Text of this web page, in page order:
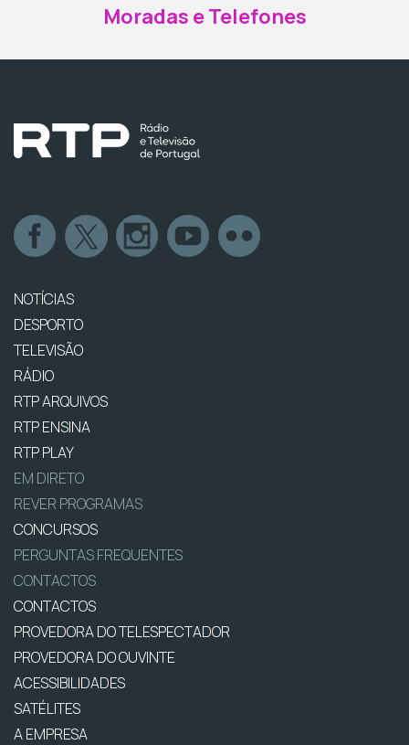
Moradas e Telefones
NOTÍCIAS
DESPORTO
TELEVISÃO
RÁDIO
RTP ARQUIVOS
RTP ENSINA
RTP PLAY
EM DIRETO
REVER PROGRAMAS
CONCURSOS
PERGUNTAS FREQUENTES
CONTACTOS
CONTACTOS
PROVEDORA DO TELESPECTADOR
PROVEDORA DO OUVINTE
ACESSIBILIDADES
SATÉLITES
A EMPRESA